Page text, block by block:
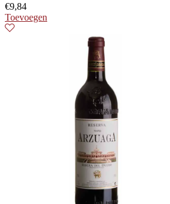
€9,84
Toevoegen